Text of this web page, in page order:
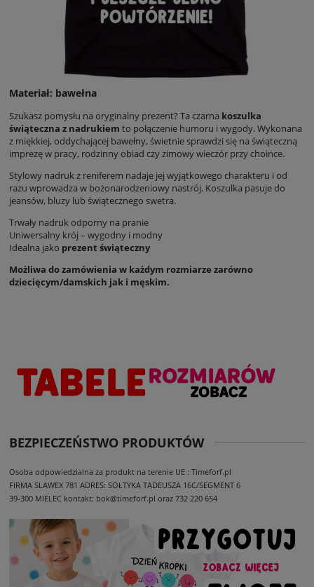
Materiał: bawełna
Szukasz pomysłu na oryginalny prezent? Ta czarna koszulka
świąteczna z nadrukiem to połączenie humoru i wygody. Wykonana
z miękkiej, oddychającej bawełny, świetnie sprawdzi się na świąteczną
imprezę w pracy, rodzinny obiad czy zimowy wieczór przy choince.
Stylowy nadruk z reniferem nadaje jej wyjątkowego charakteru i od
razu wprowadza w bożonarodzeniowy nastrój. Koszulka pasuje do
jeansów, bluzy lub świątecznego swetra.
Trwały nadruk odporny na pranie
Uniwersalny krój – wygodny i modny
Idealna jako prezent świąteczny
Możliwa do zamówienia w każdym rozmiarze zarówno
dziecięcym/damskich jak i męskim.
BEZPIECZEŃSTWO PRODUKTÓW
Osoba odpowiedzialna za produkt na terenie UE : Timeforf.pl
FIRMA SLAWEX 781 ADRES: SOŁTYKA TADEUSZA 16C/SEGMENT 6
39-300 MIELEC kontakt: bok@timeforf.pl oraz 732 220 654